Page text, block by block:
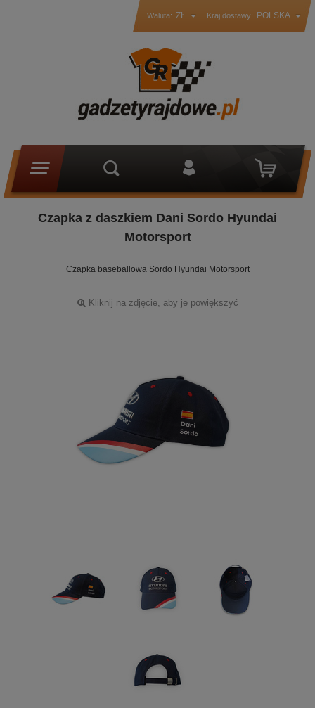
Waluta: ZŁ Kraj dostawy: POLSKA
Czapka z daszkiem Dani Sordo Hyundai
Motorsport
Czapka baseballowa Sordo Hyundai Motorsport
Kliknij na zdjęcie, aby je powiększyć